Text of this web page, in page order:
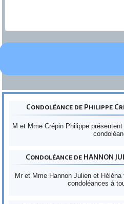
Condoléance de Philippe
M et Mme Crépin Philippe
Condoléance de HANNON
Mr et Mme Hannon Julien et
condoléances à